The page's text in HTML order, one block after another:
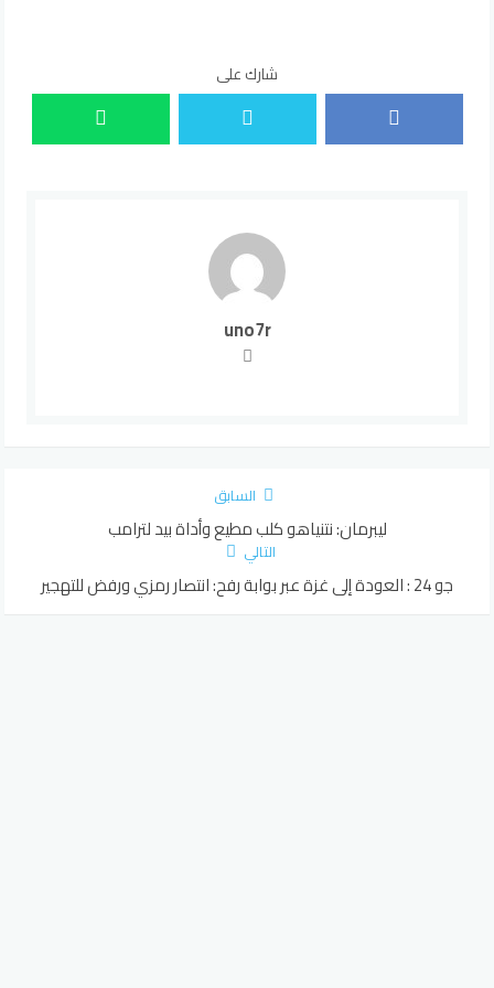
شارك على
uno7r
السابق
ليبرمان: نتنياهو كلب مطيع وأداة بيد لترامب
التالي
جو 24 : العودة إلى غزة عبر بوابة رفح: انتصار رمزي ورفض للتهجير